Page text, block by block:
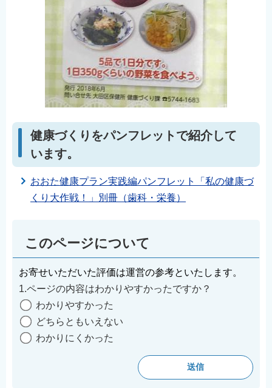
健康づくりをパンフレットで紹介して
います。
おおた健康プラン実践編パンフレット「私の健康づ
くり大作戦！」別冊（歯科・栄養）
このページについて
お寄せいただいた評価は運営の参考といたします。
1.ページの内容はわかりやすかったですか？
わかりやすかった
どちらともいえない
わかりにくかった